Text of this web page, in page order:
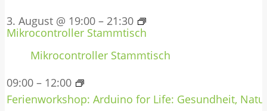
3. August @ 19:00 – 21:30
Mikrocontroller Stammtisch
Mikrocontroller Stammtisch
09:00 – 12:00
Ferienworkshop: Arduino for Life: Gesundheit,